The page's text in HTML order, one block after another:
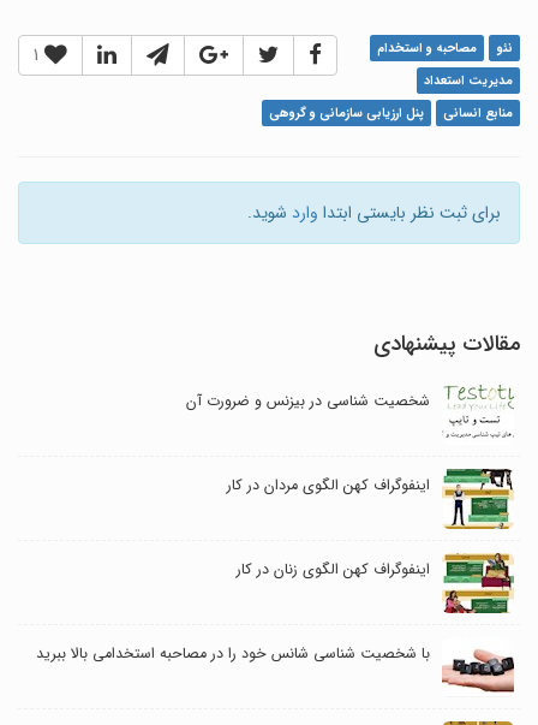
1 نئو
مصاحبه و استخدام
مدیریت استعداد
منابع انسانی
پنل ارزیابی سازمانی و گروهی
برای ثبت نظر بایستی ابتدا وارد شوید.
مقالات پیشنهادی
شخصیت شناسی در بیزنس و ضرورت آن
اینفوگراف کهن الگوی مردان در کار
اینفوگراف کهن الگوی زنان در کار
با شخصیت شناسی شانس خود را در مصاحبه استخدامی بالا ببرید